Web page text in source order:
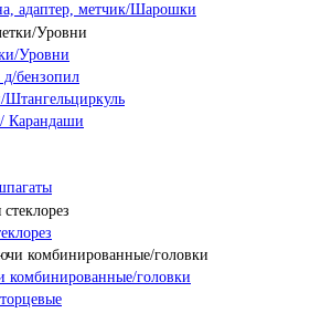
адаптер, метчик/Шарошки
Уровни
д/бензопил
Карандаши
комбинированные/головки